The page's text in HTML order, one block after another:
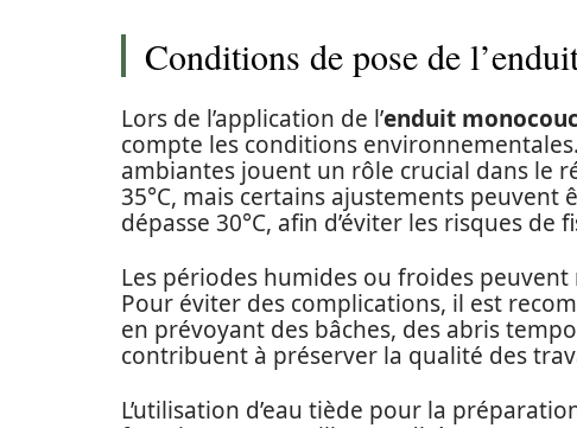
Conditions de pose de
Lors de l’application de l’enduit
compte les conditions
ambiantes jouent un rôle crucial dans le
35°C, mais certains ajustements
dépasse 30°C, afin d’éviter les risques de
Les périodes humides ou froides
Pour éviter des complications, il est
en prévoyant des bâches, des abris
contribuent à préserver la qualité des
L’utilisation d’eau tiède pour la